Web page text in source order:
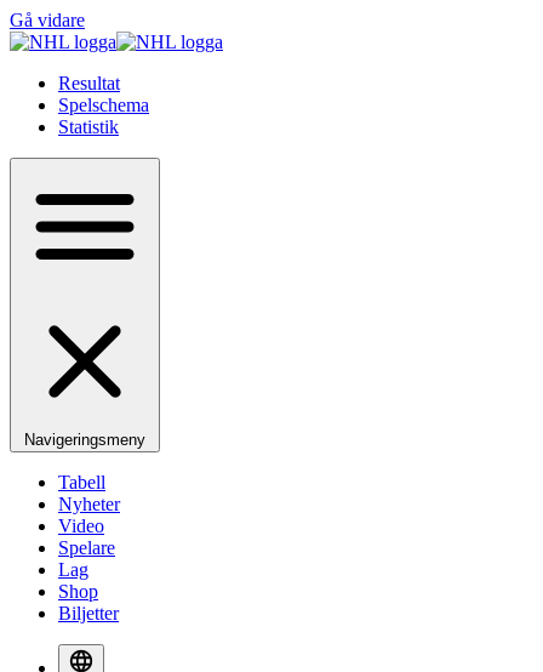
Gå vidare
Resultat
Spelschema
Statistik
Navigeringsmeny
Tabell
Nyheter
Video
Spelare
Lag
Shop
Biljetter